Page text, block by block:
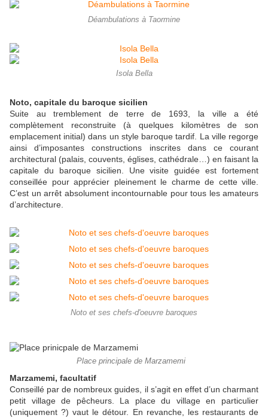
Déambulations à Taormine
Isola Bella
Noto, capitale du baroque sicilien
Suite au tremblement de terre de 1693, la ville a été
complètement reconstruite (à quelques kilomètres de son
emplacement initial) dans un style baroque tardif. La ville regorge
ainsi d’imposantes constructions inscrites dans ce courant
architectural (palais, couvents, églises, cathédrale…) en faisant la
capitale du baroque sicilien. Une visite guidée est fortement
conseillée pour apprécier pleinement le charme de cette ville.
C’est un arrêt absolument incontournable pour tous les amateurs
d’architecture.
Noto et ses chefs-d'oeuvre baroques
Place principale de Marzamemi
Marzamemi, facultatif
Conseillé par de nombreux guides, il s’agit en effet d’un charmant
petit village de pêcheurs. La place du village en particulier
(uniquement ?) vaut le détour. En revanche, les restaurants de